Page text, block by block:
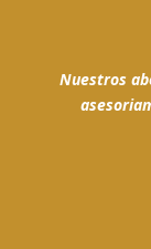
Nuestros